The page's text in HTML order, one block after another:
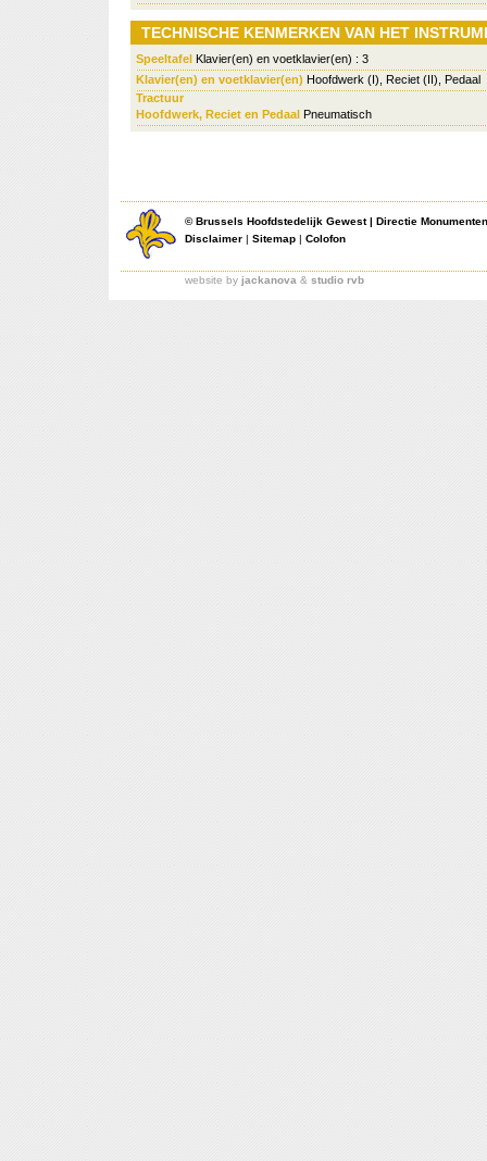
TECHNISCHE KENMERKEN VAN HET
Speeltafel Klavier(en) en voetklavier(en) : 3
Klavier(en) en voetklavier(en) Hoofdwerk (I), Reciet (II), Pedaal
Tractuur
Hoofdwerk, Reciet en Pedaal Pneumatisch
©Brussels Hoofdstedelijk Gewest| Directie
Disclaimer | Sitemap | Colofon
website by jackanova & studio rvb